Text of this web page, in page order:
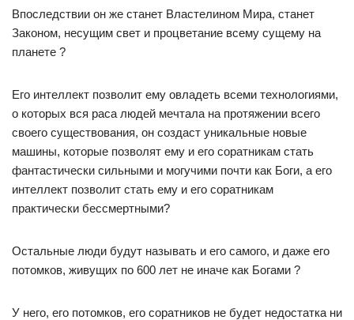
Впоследствии он же станет Властелином Мира, станет
Законом, несущим свет и процветание всему сущему на
планете ?
Его интеллект позволит ему овладеть всеми технологиями,
о которых вся раса людей мечтала на протяжении всего
своего существования, он создаст уникальные новые
машины, которые позволят ему и его соратникам стать
фантастически сильными и могучими почти как Боги, а его
интеллект позволит стать ему и его соратникам
практически бессмертными?
Остальные люди будут называть и его самого, и даже его
потомков, живущих по 600 лет не иначе как Богами ?
У него, его потомков, его соратников не будет недостатка ни